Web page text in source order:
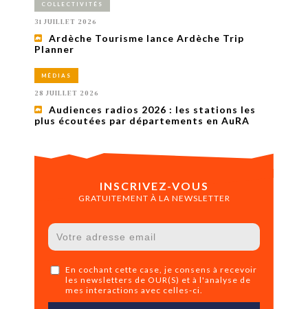
COLLECTIVITÉS
31 JUILLET 2026
Ardèche Tourisme lance Ardèche Trip
Planner
MÉDIAS
28 JUILLET 2026
Audiences radios 2026 : les stations les
plus écoutées par départements en AuRA
INSCRIVEZ-VOUS
GRATUITEMENT À LA NEWSLETTER
En cochant cette case, je consens à recevoir
les newsletters de OUR(S) et à l'analyse de
mes interactions avec celles-ci.